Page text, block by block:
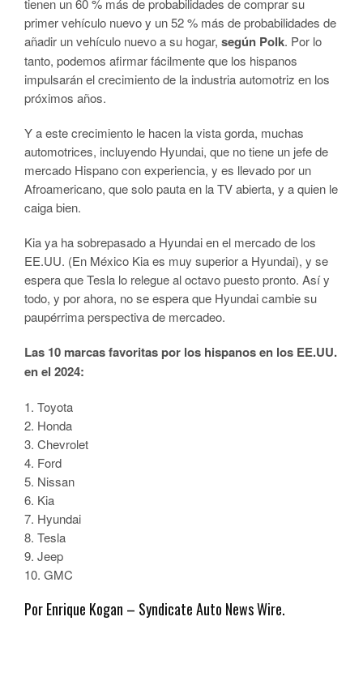
tienen un 60 % más de probabilidades de comprar su
primer vehículo nuevo y un 52 % más de probabilidades de
añadir un vehículo nuevo a su hogar, según Polk. Por lo
tanto, podemos afirmar fácilmente que los hispanos
impulsarán el crecimiento de la industria automotriz en los
próximos años.
Y a este crecimiento le hacen la vista gorda, muchas
automotrices, incluyendo Hyundai, que no tiene un jefe de
mercado Hispano con experiencia, y es llevado por un
Afroamericano, que solo pauta en la TV abierta, y a quien le
caiga bien.
Kia ya ha sobrepasado a Hyundai en el mercado de los
EE.UU. (En México Kia es muy superior a Hyundai), y se
espera que Tesla lo relegue al octavo puesto pronto. Así y
todo, y por ahora, no se espera que Hyundai cambie su
paupérrima perspectiva de mercadeo.
Las 10 marcas favoritas por los hispanos en los EE.UU.
en el 2024:
1. Toyota
2. Honda
3. Chevrolet
4. Ford
5. Nissan
6. Kia
7. Hyundai
8. Tesla
9. Jeep
10. GMC
Por Enrique Kogan – Syndicate Auto News Wire.